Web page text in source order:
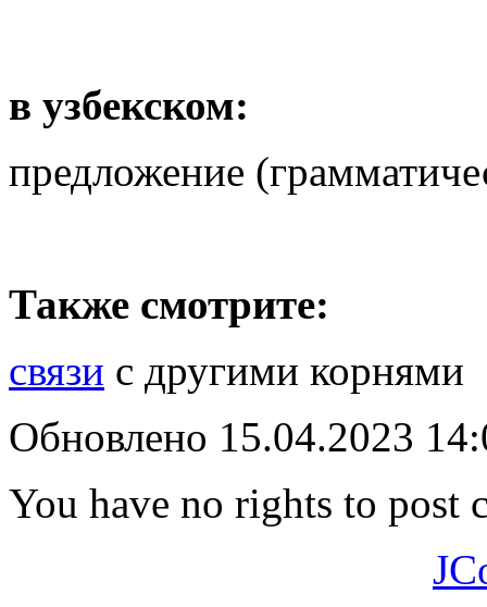
в узбекском:
предложение
Также смотрите:
связи с другими корнями
Обновлено 15.04.2023
You have no rights to post